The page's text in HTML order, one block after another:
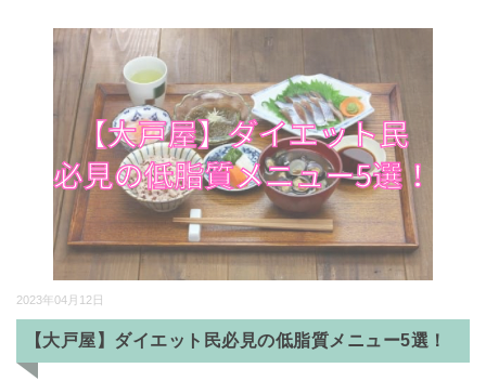
2023年04月12日
【大戸屋】ダイエット民必見の低脂質メニュー5選！